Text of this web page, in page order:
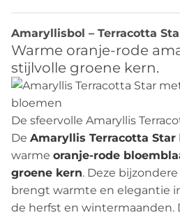
Amaryllisbol – Terracotta
Warme oranje-rode
stijlvolle groene kern.
De sfeervolle Amaryllis
De Amaryllis Terracotta Star
warme oranje-rode
groene kern. Deze
brengt warmte en elegantie
de herfst en wintermaanden.